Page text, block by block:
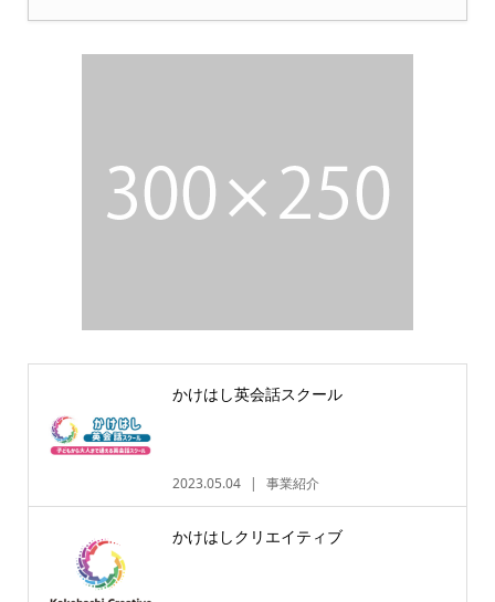
かけはし英会話スクール
2023.05.04 事業紹介
かけはしクリエイティブ